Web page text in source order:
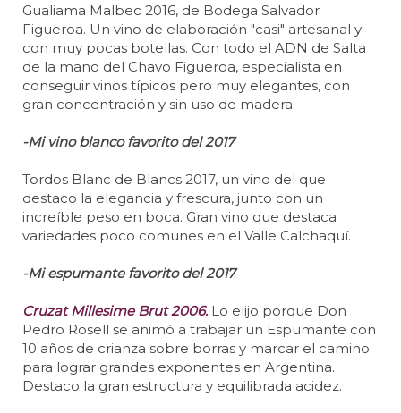
Gualiama Malbec 2016, de Bodega Salvador
Figueroa. Un vino de elaboración "casi" artesanal y
con muy pocas botellas. Con todo el ADN de Salta
de la mano del Chavo Figueroa, especialista en
conseguir vinos típicos pero muy elegantes, con
gran concentración y sin uso de madera.
-Mi vino blanco favorito del 2017
Tordos Blanc de Blancs 2017, un vino del que
destaco la elegancia y frescura, junto con un
increíble peso en boca. Gran vino que destaca
variedades poco comunes en el Valle Calchaquí.
-Mi espumante favorito del 2017
Cruzat Millesime Brut 2006.Lo elijo porque Don
Pedro Rosell se animó a trabajar un Espumante con
10 años de crianza sobre borras y marcar el camino
para lograr grandes exponentes en Argentina.
Destaco la gran estructura y equilibrada acidez.